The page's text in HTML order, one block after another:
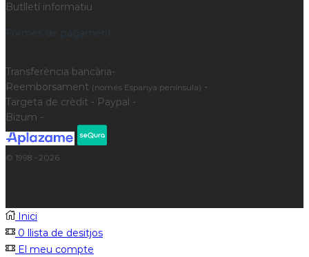
Butlletí informatiu
Formes de pagament
Transferència bancària-
Reemborsament (només Espanya península) -
Targeta de crèdit - Paypal -
Bizum -
© 1998 - 2026
Inici
0 llista de desitjos
El meu compte